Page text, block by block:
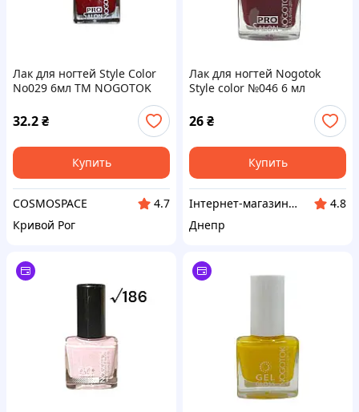
Лак для ногтей Style Color
No029 6мл ТМ NOGOTOK
32.2₴
Купить
COSMOSPACE
4.7
Кривой Рог
Лак для ногтей Nogotok
Style color №046 6 мл
26₴
Купить
Інтернет-магазин "Winner"
4.8
Днепр